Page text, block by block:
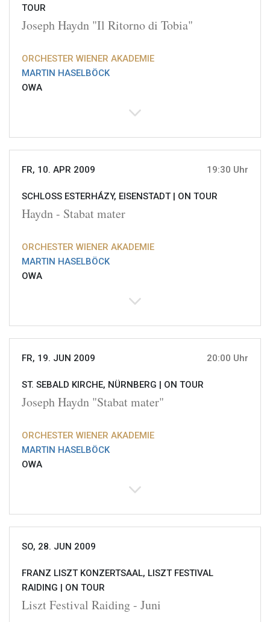
TOUR
Joseph Haydn "Il Ritorno di Tobia"
ORCHESTER WIENER AKADEMIE
MARTIN HASELBÖCK
OWA
FR, 10. APR 2009 19:30 Uhr
SCHLOSS ESTERHÁZY, EISENSTADT | ON TOUR
Haydn - Stabat mater
ORCHESTER WIENER AKADEMIE
MARTIN HASELBÖCK
OWA
FR, 19. JUN 2009 20:00 Uhr
ST. SEBALD KIRCHE, NÜRNBERG | ON TOUR
Joseph Haydn "Stabat mater"
ORCHESTER WIENER AKADEMIE
MARTIN HASELBÖCK
OWA
SO, 28. JUN 2009
FRANZ LISZT KONZERTSAAL, LISZT FESTIVAL
RAIDING | ON TOUR
Liszt Festival Raiding - Juni